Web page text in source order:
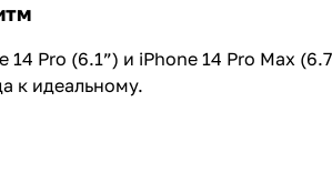
Pro (6.1”) и iPhone 14 Pro Max
к идеальному.